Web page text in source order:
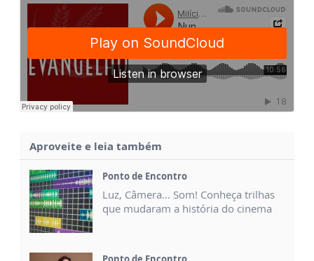
Aproveite e leia também
Ponto de Encontro
Luz, Câmera... Som! Conheça trilhas
que mudaram a história do cinema